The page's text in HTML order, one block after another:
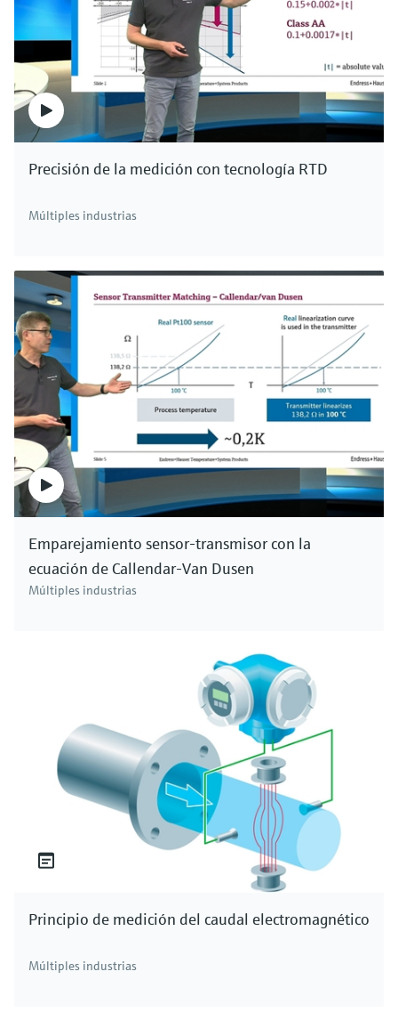
Precisión de la medición con tecnología RTD
Múltiples industrias
Emparejamiento sensor-transmisor con la
ecuación de Callendar-Van Dusen
Múltiples industrias
Principio de medición del caudal electromagnético
Múltiples industrias